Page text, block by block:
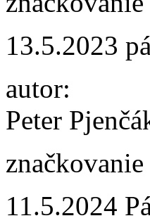
13.5.2023
autor:
Peter
značkovanie
11.5.2024